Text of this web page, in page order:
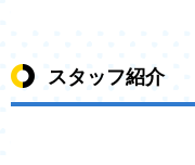
スタッフ紹介